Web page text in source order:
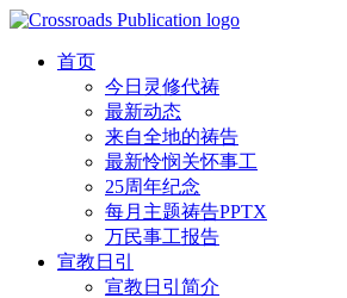
首页
今日灵修代祷
最新动态
来自全地的祷告
最新怜悯关怀事工
25周年纪念
每月主题祷告PPTX
万民事工报告
宣教日引
宣教日引简介